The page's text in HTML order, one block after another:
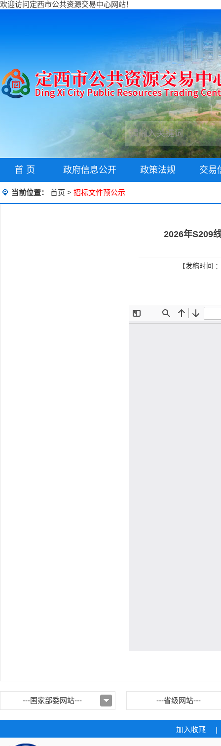
欢迎访问定西市公共资源交易中心网站！
首 页 政府信息公开 政策法规 交易
当前位置： 首页 > 招标文件预公示
2026年S209
【发稿时间
---国家部委网站--- ---省级网站---
加入收藏 |